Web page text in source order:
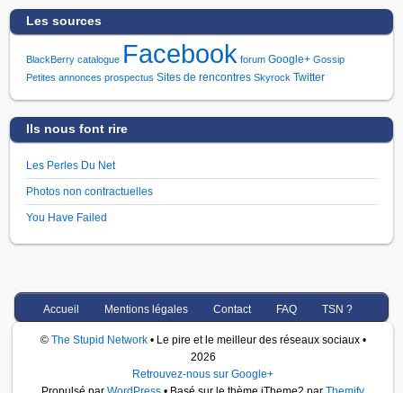
Les sources
BlackBerry catalogue Facebook forum Google+ Gossip
Petites annonces prospectus Sites de rencontres Skyrock Twitter
Ils nous font rire
Les Perles Du Net
Photos non contractuelles
You Have Failed
Accueil Mentions légales Contact FAQ TSN ?
© The Stupid Network• Le pire et le meilleur des réseaux sociaux •
2026
Retrouvez-nous sur Google+